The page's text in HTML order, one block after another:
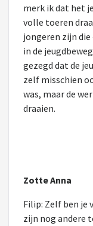
merk ik dat het
volle toeren
jongeren zijn
in de
gezegd dat de
zelf misschien
was, maar de
draaien.
Zotte Anna
Filip: Zelf ben je
zijn nog andere